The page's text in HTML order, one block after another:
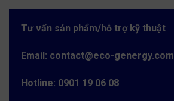
Tư vấn sản phẩm/hỗ trợ kỹ thuật
Email: contact@eco-genergy.com
Hotline: 0901 19 06 08